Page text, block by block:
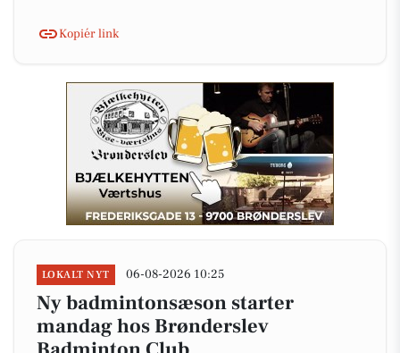
Kopiér link
LOKALT NYT 06-08-2026 10:25
Ny badmintonsæson starter
mandag hos Brønderslev